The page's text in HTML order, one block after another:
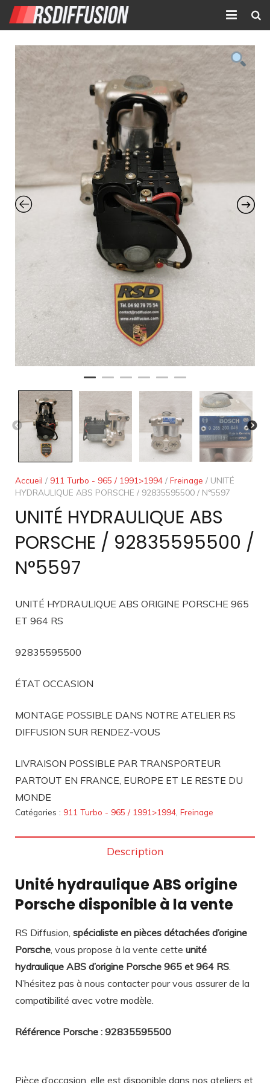
Accueil
Nouvelles annonces
Annonces prolongées
Atelier mécanique
Accueil / 911 Turbo - 965 / 1991>1994 / Freinage / UNITÉ
HYDRAULIQUE ABS PORSCHE / 92835595500 / N°5597
UNITÉ HYDRAULIQUE ABS
PORSCHE / 92835595500 /
N°5597
UNITÉ HYDRAULIQUE ABS ORIGINE PORSCHE 965
ET 964 RS
92835595500
ÉTAT OCCASION
MONTAGE POSSIBLE DANS NOTRE ATELIER RS
DIFFUSION SUR RENDEZ-VOUS
LIVRAISON POSSIBLE PAR TRANSPORTEUR
PARTOUT EN FRANCE, EUROPE ET LE RESTE DU
MONDE
Catégories : 911 Turbo - 965 / 1991>1994 Freinage
Description
Unité hydraulique ABS origine
Porsche disponible à la vente
RS Diffusion, spécialiste en pièces détachées d’origine
Porsche , vous propose à la vente cette unité
hydraulique ABS d’origine Porsche 965 et 964 RS
N’hésitez pas à nous contacter pour vous assurer de la
compatibilité avec votre modèle.
Référence Porsche : 92835595500
Pièce d’occasion, elle est disponible dans nos ateliers et